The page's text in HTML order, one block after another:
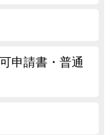
申請書・普通